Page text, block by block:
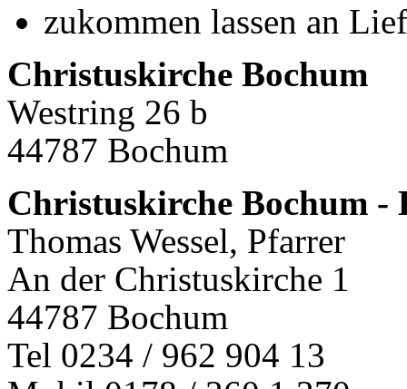
zukommen lassen an
Christuskirche Bochum
Westring 26 b
44787 Bochum
Christuskirche Bochum
Thomas Wessel, Pfarrer
An der Christuskirche 1
44787 Bochum
Tel 0234 / 962 904 13